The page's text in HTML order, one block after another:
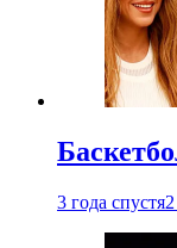
3 года спустя